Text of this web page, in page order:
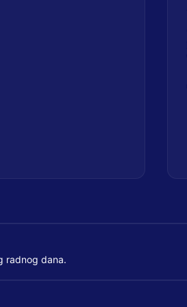
radnog dana.